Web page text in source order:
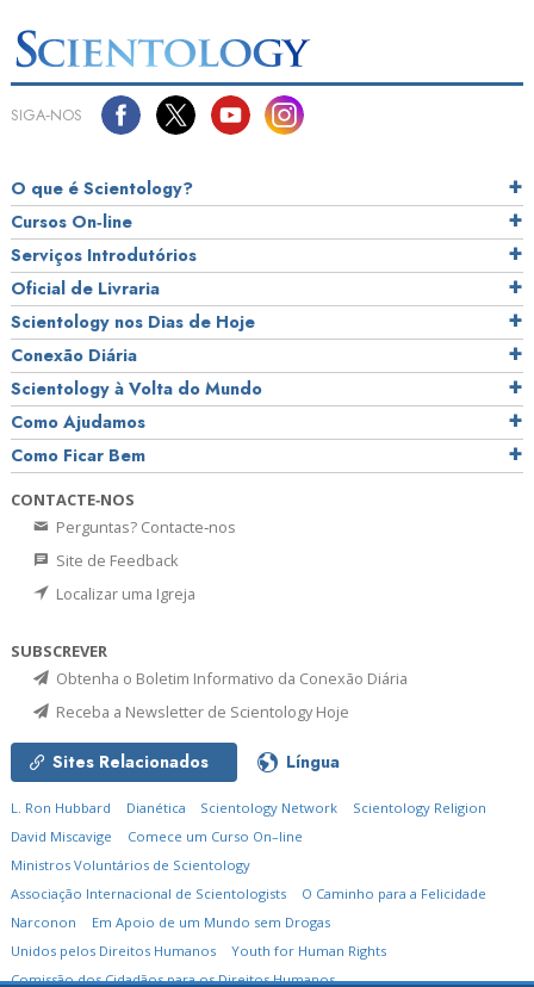
SIGA‑NOS
O que é Scientology?
Cursos On‑line
Serviços Introdutórios
Oficial de Livraria
Scientology nos Dias de Hoje
Conexão Diária
Scientology à Volta do Mundo
Como Ajudamos
Como Ficar Bem
CONTACTE‑NOS
Perguntas? Contacte‑nos
Site de Feedback
Localizar uma Igreja
SUBSCREVER
Obtenha o Boletim Informativo da Conexão Diária
Receba a Newsletter de Scientology Hoje
Sites Relacionados Língua
L. Ron Hubbard Dianética Scientology Network
Scientology Religion
David Miscavige
Comece um Curso On–line
Ministros Voluntários de Scientology
Associação Internacional de Scientologists
O Caminho para a Felicidade
Narconon
Em Apoio de um Mundo sem Drogas
Unidos pelos Direitos Humanos
Youth for Human Rights
Comissão dos Cidadãos para os Direitos Humanos